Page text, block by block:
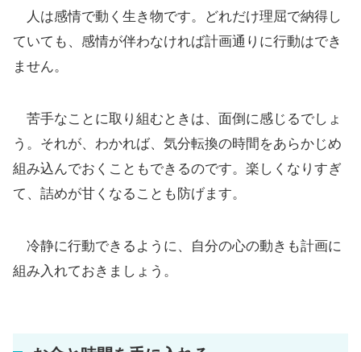
人は感情で動く生き物です。どれだけ理屈で納得し
ていても、感情が伴わなければ計画通りに行動はでき
ません。
苦手なことに取り組むときは、面倒に感じるでしょ
う。それが、わかれば、気分転換の時間をあらかじめ
組み込んでおくこともできるのです。楽しくなりすぎ
て、詰めが甘くなることも防げます。
冷静に行動できるように、自分の心の動きも計画に
組み入れておきましょう。